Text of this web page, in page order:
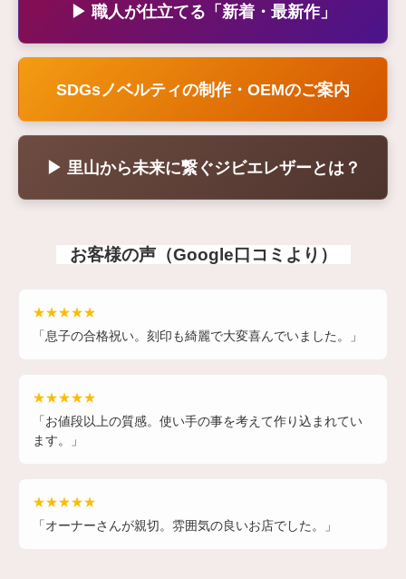
▶ 職人が仕立てる「新着・最新作」
SDGsノベルティの制作・OEMのご案内
▶ 里山から未来に繋ぐジビエレザーとは？
お客様の声（Google口コミより）
★★★★★
「息子の合格祝い。刻印も綺麗で大変喜んでいました。」
★★★★★
「お値段以上の質感。使い手の事を考えて作り込まれてい
ます。」
★★★★★
「オーナーさんが親切。雰囲気の良いお店でした。」